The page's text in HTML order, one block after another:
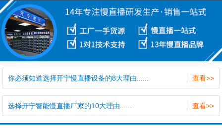
查看>>
你必须知道选择开宁慢直播设备的8大理由......
查看>>
选择开宁智能慢直播厂家的10大理由......